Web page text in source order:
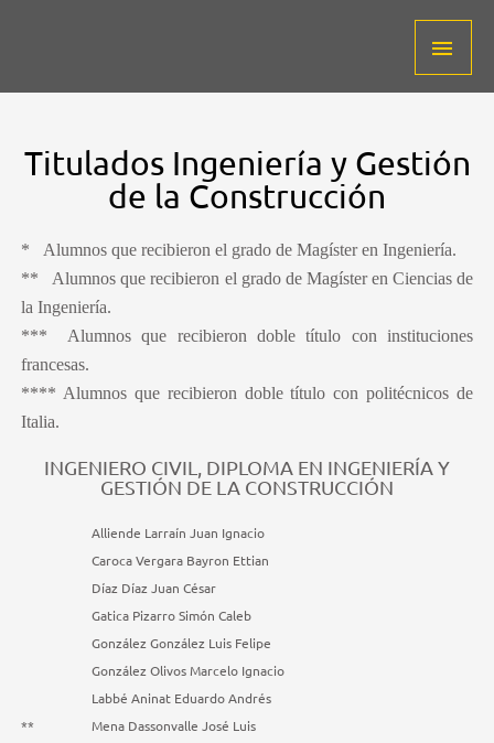
Titulados Ingeniería y Gestión
de la Construcción
* Alumnos que recibieron el grado de Magíster en Ingeniería.
** Alumnos que recibieron el grado de Magíster en Ciencias de
la Ingeniería.
*** Alumnos que recibieron doble título con instituciones
francesas.
**** Alumnos que recibieron doble título con politécnicos de
Italia.
INGENIERO CIVIL, DIPLOMA EN INGENIERÍA Y
GESTIÓN DE LA CONSTRUCCIÓN
**
Alliende Larraín Juan Ignacio
Caroca Vergara Bayron Ettian
Díaz Díaz Juan César
Gatica Pizarro Simón Caleb
González González Luis Felipe
González Olivos Marcelo Ignacio
Labbé Aninat Eduardo Andrés
Mena Dassonvalle José Luis